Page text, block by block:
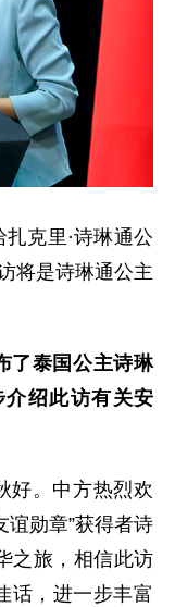
克里·诗琳通公
将是诗琳通公主
了泰国公主诗琳
绍此访有关安
好。中方热烈欢
谊勋章”获得者诗
之旅，相信此访
话，进一步丰富